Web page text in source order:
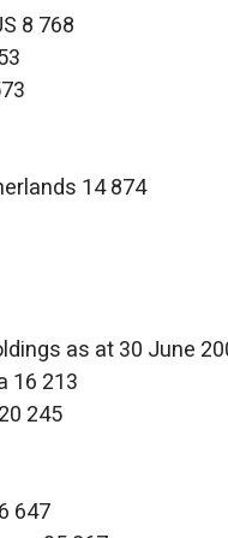
8 768
14 874
as at 30 June
16 213
245
647